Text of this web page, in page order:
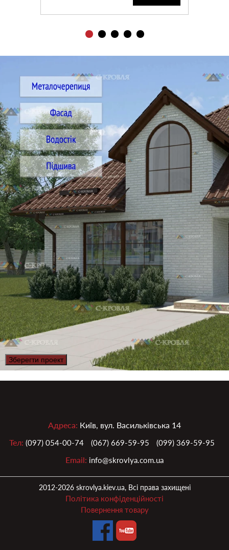
Зберегти проект
Адреса: Київ, вул. Васильківська 14
Тел: (097) 054-00-74 (067) 669-59-95 (099) 369-59-95
Email: info@skrovlya.com.ua
2012-2026 skrovlya.kiev.ua, Всі права захищені
Політика конфіденційності
Повернення товару